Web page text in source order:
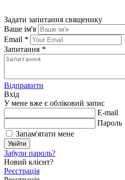
Задати запитання священику
Ваше ім'я
Email *
Запитання *
Відправити
Вхід
У мене вже є обліковий запис
E-mail
Пароль
Запам'ятати мене
Увійти
Забули пароль?
Новий клієнт?
Реєстрація